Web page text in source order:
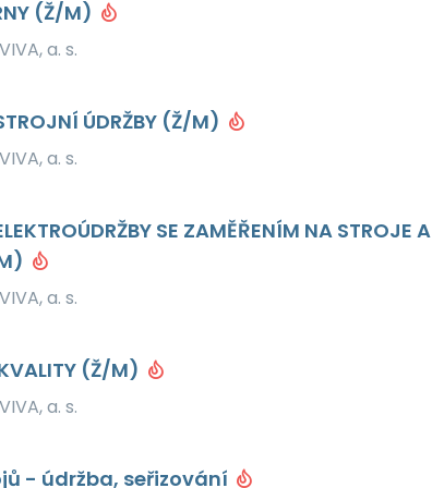
(Ž/M)
a. s.
ÚDRŽBY (Ž/M)
a. s.
SE ZAMĚŘENÍM NA STROJE A
a. s.
(Ž/M)
a. s.
- údržba, seřizování